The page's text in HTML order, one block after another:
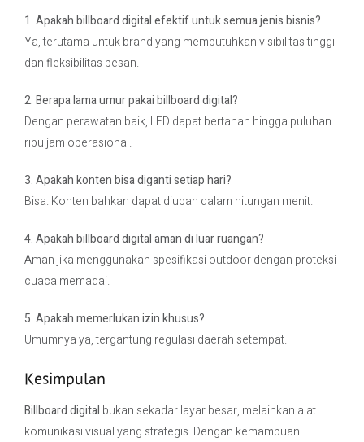
1. Apakah billboard digital efektif untuk semua jenis bisnis?
Ya, terutama untuk brand yang membutuhkan visibilitas tinggi
dan fleksibilitas pesan.
2. Berapa lama umur pakai billboard digital?
Dengan perawatan baik, LED dapat bertahan hingga puluhan
ribu jam operasional.
3. Apakah konten bisa diganti setiap hari?
Bisa. Konten bahkan dapat diubah dalam hitungan menit.
4. Apakah billboard digital aman di luar ruangan?
Aman jika menggunakan spesifikasi outdoor dengan proteksi
cuaca memadai.
5. Apakah memerlukan izin khusus?
Umumnya ya, tergantung regulasi daerah setempat.
Kesimpulan
Billboard digital bukan sekadar layar besar, melainkan alat
komunikasi visual yang strategis. Dengan kemampuan